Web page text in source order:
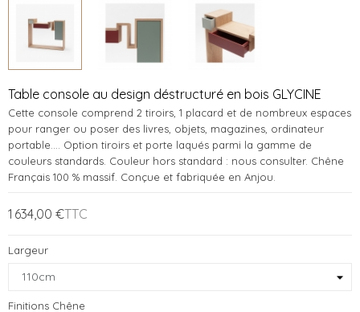
Table console au design déstructuré en bois GLYCINE
Cette console comprend 2 tiroirs, 1 placard et de nombreux espaces
pour ranger ou poser des livres, objets, magazines, ordinateur
portable.... Option tiroirs et porte laqués parmi la gamme de
couleurs standards. Couleur hors standard : nous consulter. Chêne
Français 100 % massif. Conçue et fabriquée en Anjou.
1 634,00 €TTC
Largeur
Finitions Chêne